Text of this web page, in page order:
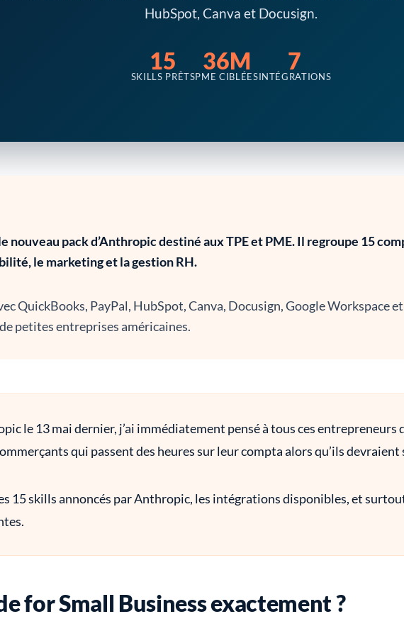
HubSpot, Canva et Docusign.
15
SKILLS PRÊTS
36M
PME CIBLÉES
7
INTÉGRATIONS
nouveau pack d’Anthropic destiné aux TPE et PME. Il regroupe 15
le marketing et la gestion RH.
QuickBooks, PayPal, HubSpot, Canva, Docusign, Google Workspace
petites entreprises américaines.
le 13 mai dernier, j’ai immédiatement pensé à tous ces entrepreneurs
qui passent des heures sur leur compta alors qu’ils
15 skills annoncés par Anthropic, les intégrations disponibles, et
for Small Business exactement ?